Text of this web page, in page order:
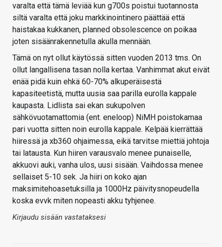
varalta että tämä leviää kun g700s poistui tuotannosta
siltä varalta että joku markkinointinero päättää että
haistakaa kukkanen, planned obsolescence on poikaa
joten sisäänrakennetulla akulla mennään.
Tämä on nyt ollut käytössä sitten vuoden 2013 tms. On
ollut langallisena tasan nolla kertaa. Vanhimmat akut eivät
enää pidä kuin ehkä 60-70% alkuperäisestä
kapasiteetistä, mutta uusia saa parilla eurolla kappale
kaupasta. Lidlista sai ekan sukupolven
sähkövuotamattomia (ent. eneloop) NiMH poistokamaa
pari vuotta sitten noin eurolla kappale. Kelpää kierrättää
hiiressä ja xb360 ohjaimessa, eikä tarvitse miettiä johtoja
tai latausta. Kun hiiren varausvalo menee punaiselle,
akkuovi auki, vanha ulos, uusi sisään. Vaihdossa menee
sellaiset 5-10 sek. Ja hiiri on koko ajan
maksimitehoasetuksilla ja 1000Hz päivitysnopeudella
koska evvk miten nopeasti akku tyhjenee.
Kirjaudu sisään vastataksesi